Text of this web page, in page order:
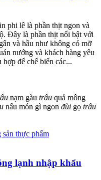
phi lê là phần thịt ngon và
Đây là phần thịt nổi bật với
và hầu như không có mỡ
nướng và khách hàng yêu
để chế biến các...
nạm gàu trâu quả mông
nấu món gì ngon đùi gọ trâu
thực phẩm
lạnh nhập khẩu